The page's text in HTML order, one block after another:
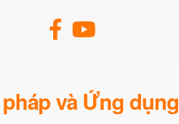
và Ứng dụng